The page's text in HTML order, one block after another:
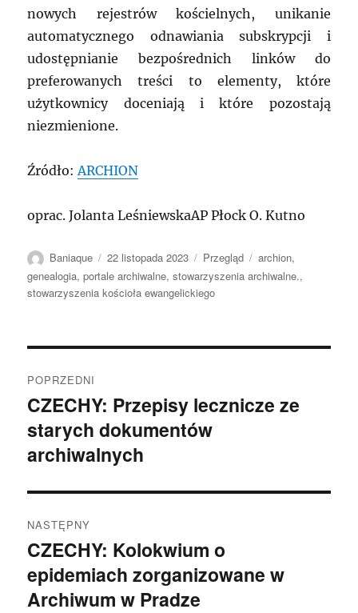
nowych rejestrów kościelnych, unikanie
automatycznego odnawiania subskrypcji i
udostępnianie bezpośrednich linków do
preferowanych treści to elementy, które
użytkownicy doceniają i które pozostają
niezmienione.
Źródło:ARCHION
oprac. Jolanta LeśniewskaAP Płock O. Kutno
Autor
Baniaque
Data
publikacji
22 listopada 2023 Kategorie
Przegląd Tagi
archion,
genealogia,portale archiwalne,stowarzyszenia archiwalne.,
stowarzyszenia kościoła ewangelickiego
wpisu
POPRZEDNI
Poprzedni
wpis:
CZECHY: Przepisy lecznicze ze
starych dokumentów
archiwalnych
NASTĘPNY
Następny
wpis:
CZECHY: Kolokwium o
epidemiach zorganizowane w
Archiwum w Pradze